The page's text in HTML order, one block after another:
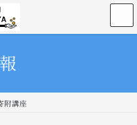
附講座